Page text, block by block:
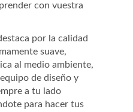
con vuestra
por la calidad
suave,
al medio ambiente,
de diseño y
a tu lado
para hacer tus